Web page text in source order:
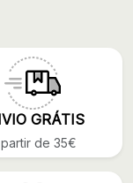
GRÁTIS
de 35€